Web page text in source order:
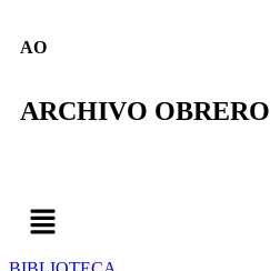
AO
ARCHIVO OBRERO